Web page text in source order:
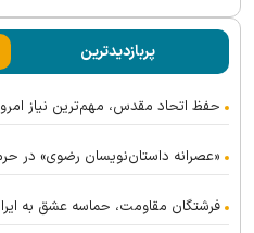
پربازدیدترین
حفظ اتحاد مقدس، مهم‌ترین نیاز
«عصرانه داستان‌نویسان رضوی» در
فرشتگان مقاومت، حماسه عشق به